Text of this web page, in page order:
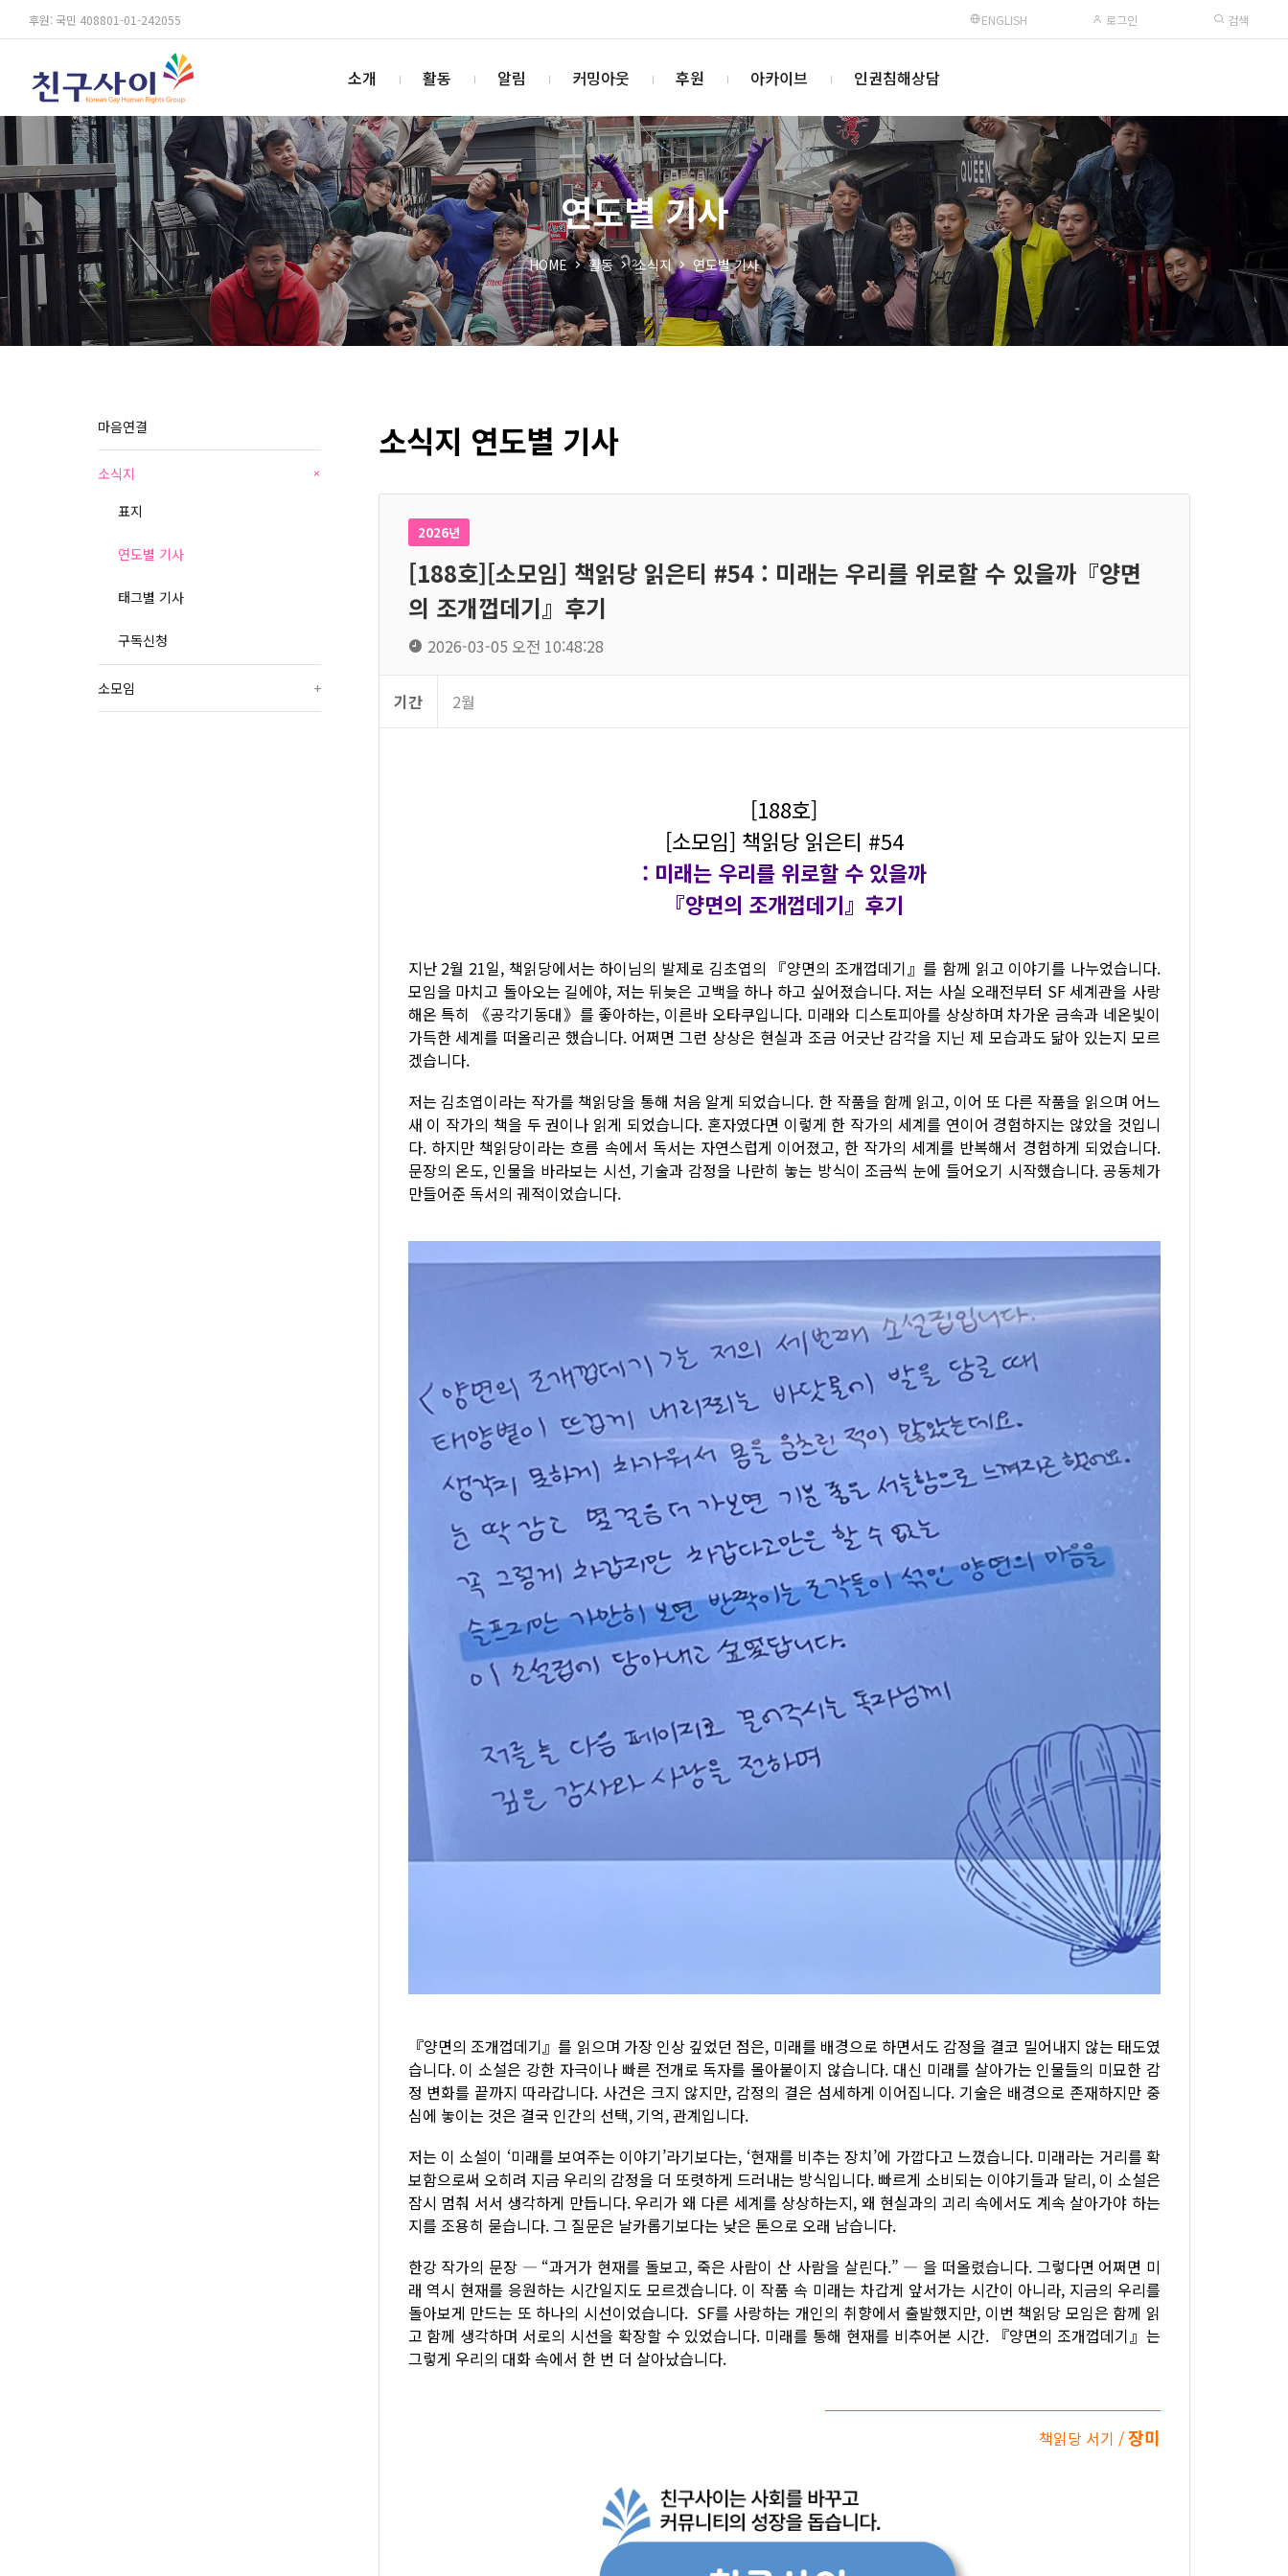
후원: 국민 408801-01-242055 ENGLISH 로그인 검색
소개 활동 알림 커밍아웃 후원 아카이브 인권침해상담
연도별 기사
HOME 활동 소식지 연도별 기사
마음연결
소식지 +
표지
연도별 기사
태그별 기사
구독신청
소모임 +
소식지 연도별 기사
2026년
[188호][소모임] 책읽당 읽은티 #54 : 미래는 우리를 위로할 수 있을까『양면
의 조개껍데기』후기
2026-03-05 오전 10:48:28
기간 2월
[188호]
[소모임] 책읽당 읽은티 #54
: 미래는 우리를 위로할 수 있을까
『양면의 조개껍데기』후기
지난 2월 21일, 책읽당에서는 하이님의 발제로 김초엽의 『양면의 조개껍데기』를 함께 읽고 이야기를 나누었습니다.
모임을 마치고 돌아오는 길에야, 저는 뒤늦은 고백을 하나 하고 싶어졌습니다. 저는 사실 오래전부터 SF 세계관을 사랑
해온 특히 《공각기동대》를 좋아하는, 이른바 오타쿠입니다. 미래와 디스토피아를 상상하며 차가운 금속과 네온빛이
가득한 세계를 떠올리곤 했습니다. 어쩌면 그런 상상은 현실과 조금 어긋난 감각을 지닌 제 모습과도 닮아 있는지 모르
겠습니다.
저는 김초엽이라는 작가를 책읽당을 통해 처음 알게 되었습니다. 한 작품을 함께 읽고, 이어 또 다른 작품을 읽으며 어느
새 이 작가의 책을 두 권이나 읽게 되었습니다. 혼자였다면 이렇게 한 작가의 세계를 연이어 경험하지는 않았을 것입니
다. 하지만 책읽당이라는 흐름 속에서 독서는 자연스럽게 이어졌고, 한 작가의 세계를 반복해서 경험하게 되었습니다.
문장의 온도, 인물을 바라보는 시선, 기술과 감정을 나란히 놓는 방식이 조금씩 눈에 들어오기 시작했습니다. 공동체가
만들어준 독서의 궤적이었습니다.
『양면의 조개껍데기』를 읽으며 가장 인상 깊었던 점은, 미래를 배경으로 하면서도 감정을 결코 밀어내지 않는 태도였
습니다. 이 소설은 강한 자극이나 빠른 전개로 독자를 몰아붙이지 않습니다. 대신 미래를 살아가는 인물들의 미묘한 감
정 변화를 끝까지 따라갑니다. 사건은 크지 않지만, 감정의 결은 섬세하게 이어집니다. 기술은 배경으로 존재하지만 중
심에 놓이는 것은 결국 인간의 선택, 기억, 관계입니다.
저는 이 소설이 ‘미래를 보여주는 이야기’라기보다는, ‘현재를 비추는 장치’에 가깝다고 느꼈습니다. 미래라는 거리를 확
보함으로써 오히려 지금 우리의 감정을 더 또렷하게 드러내는 방식입니다. 빠르게 소비되는 이야기들과 달리, 이 소설은
잠시 멈춰 서서 생각하게 만듭니다. 우리가 왜 다른 세계를 상상하는지, 왜 현실과의 괴리 속에서도 계속 살아가야 하는
지를 조용히 묻습니다. 그 질문은 날카롭기보다는 낮은 톤으로 오래 남습니다.
한강 작가의 문장 ― “과거가 현재를 돌보고, 죽은 사람이 산 사람을 살린다.” ― 을 떠올렸습니다. 그렇다면 어쩌면 미
래 역시 현재를 응원하는 시간일지도 모르겠습니다. 이 작품 속 미래는 차갑게 앞서가는 시간이 아니라, 지금의 우리를
돌아보게 만드는 또 하나의 시선이었습니다. SF를 사랑하는 개인의 취향에서 출발했지만, 이번 책읽당 모임은 함께 읽
고 함께 생각하며 서로의 시선을 확장할 수 있었습니다. 미래를 통해 현재를 비추어본 시간. 『양면의 조개껍데기』는
그렇게 우리의 대화 속에서 한 번 더 살아났습니다.
책읽당 서기 /장미